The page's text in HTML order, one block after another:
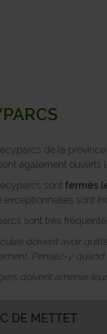
de la
également ouverts
sont fermés
exceptionnelles sont
sont très
doivent avoir
Pensez-y
doivent amener
DE METTET